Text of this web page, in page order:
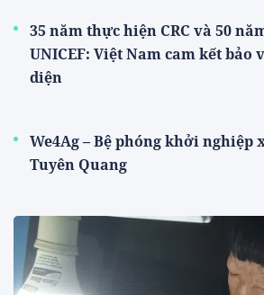
35 năm thực hiện CRC và 50
UNICEF: Việt Nam cam kết bảo
diện
We4Ag – Bệ phóng khởi nghiệp
Tuyên Quang